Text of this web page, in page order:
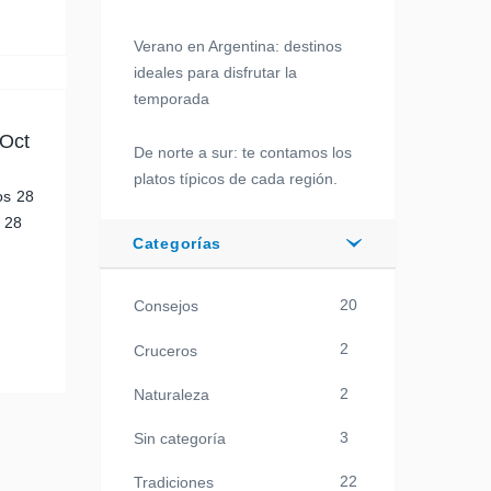
28
Verano en Argentina: destinos
ideales para disfrutar la
temporada
De norte a sur: te contamos los
platos típicos de cada región.
Categorías
Consejos 20
Cruceros 2
Naturaleza 2
Sin categoría 3
Tradiciones 22